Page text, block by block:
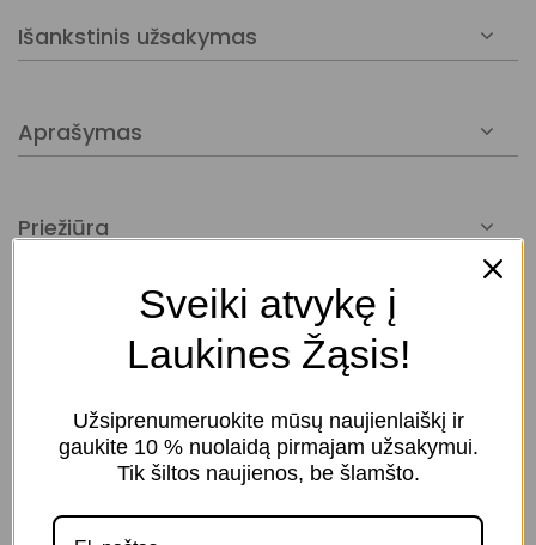
Išankstinis užsakymas
Aprašymas
Priežiūra
Skalbti 40° C su panašiomis spalvomis, skalbti
maišelyje, nebalinti, džiovinti žemoje
temperatūroje, lyginti vidutine temperatūra,
Galima valyti sausuoju būdu
Dydžių lentelėSveiki atvykę į
Laukines Žąsis!
Užsiprenumeruokite mūsų naujienlaiškį ir
gaukite 10 % nuolaidą pirmajam užsakymui.
Tik šiltos naujienos, be šlamšto.